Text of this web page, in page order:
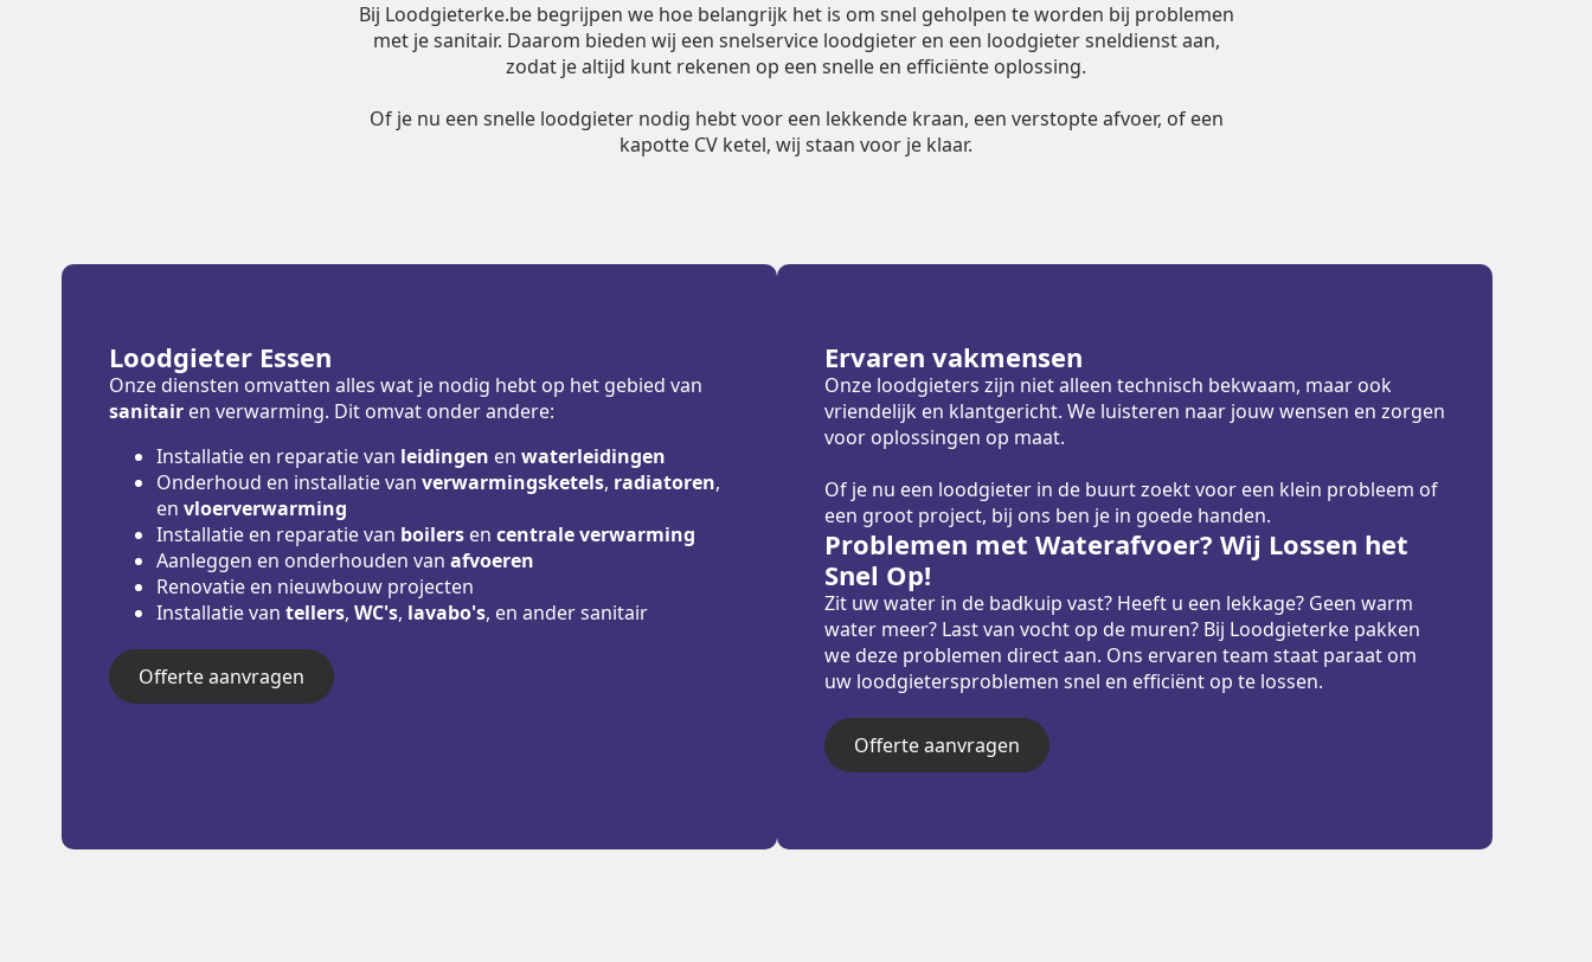
Bij Loodgieterke.be begrijpen we hoe belangrijk het is om snel geholpen te worden bij problemen
met je sanitair. Daarom bieden wij een snelservice loodgieter en een loodgieter sneldienst aan,
zodat je altijd kunt rekenen op een snelle en efficiënte oplossing.
Of je nu een snelle loodgieter nodig hebt voor een lekkende kraan, een verstopte afvoer, of een
kapotte CV ketel, wij staan voor je klaar.
Loodgieter Essen
Onze diensten omvatten alles wat je nodig hebt op het gebied van
sanitair en verwarming. Dit omvat onder andere:
Installatie en reparatie van leidingen en waterleidingen
Onderhoud en installatie van verwarmingsketels, radiatoren,
en vloerverwarming
Installatie en reparatie van boilers en centrale verwarming
Aanleggen en onderhouden van afvoeren
Renovatie en nieuwbouw projecten
Installatie van tellers, WC's, lavabo's, en ander sanitair
Offerte aanvragen
Ervaren vakmensen
Onze loodgieters zijn niet alleen technisch bekwaam, maar ook
vriendelijk en klantgericht. We luisteren naar jouw wensen en zorgen
voor oplossingen op maat.
Of je nu een loodgieter in de buurt zoekt voor een klein probleem of
een groot project, bij ons ben je in goede handen.
Problemen met Waterafvoer? Wij Lossen het
Snel Op!
Zit uw water in de badkuip vast? Heeft u een lekkage? Geen warm
water meer? Last van vocht op de muren? Bij Loodgieterke pakken
we deze problemen direct aan. Ons ervaren team staat paraat om
uw loodgietersproblemen snel en efficiënt op te lossen.
Offerte aanvragen